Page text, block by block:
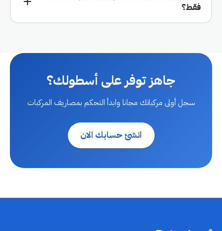
فقط؟
جاهز توفر على أسطولك؟
سجل أولى مركباتك مجانا وابدأ التحكم بمصاريف المركبات
انشئ حسابك الان